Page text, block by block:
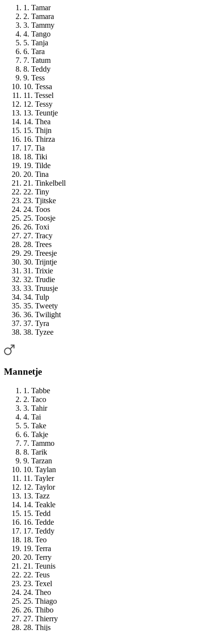
1. Tamar
2. Tamara
3. Tammy
4. Tango
5. Tanja
6. Tara
7. Tatum
8. Teddy
9. Tess
10. Tessa
11. Tessel
12. Tessy
13. Teuntje
14. Thea
15. Thijn
16. Thirza
17. Tia
18. Tiki
19. Tilde
20. Tina
21. Tinkelbell
22. Tiny
23. Tjitske
24. Toos
25. Toosje
26. Toxi
27. Tracy
28. Trees
29. Treesje
30. Trijntje
31. Trixie
32. Trudie
33. Truusje
34. Tulp
35. Tweety
36. Twilight
37. Tyra
38. Tyzee
Mannetje
1. Tabbe
2. Taco
3. Tahir
4. Tai
5. Take
6. Takje
7. Tammo
8. Tarik
9. Tarzan
10. Taylan
11. Tayler
12. Taylor
13. Tazz
14. Teakle
15. Tedd
16. Tedde
17. Teddy
18. Teo
19. Terra
20. Terry
21. Teunis
22. Teus
23. Texel
24. Theo
25. Thiago
26. Thibo
27. Thierry
28. Thijs